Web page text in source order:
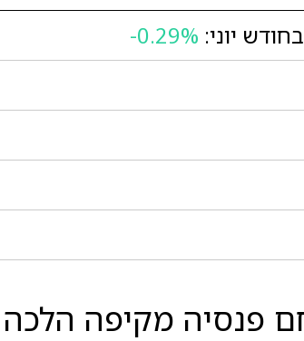
יוני: -0.29%
מקיפה הלכה